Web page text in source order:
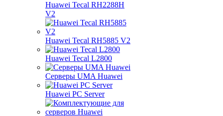
Huawei Tecal RH2288H
V2
Huawei Tecal RH5885 V2
Huawei Tecal L2800
Серверы UMA Huawei
Huawei PC Server